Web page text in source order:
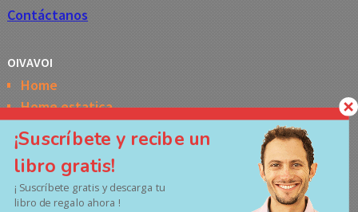
Contáctanos
OIVAVOI
Home
Home estatica
Horóscopo semanal de la Kabbalah
Memes
No Access
Políticas de privacidad
¡Suscríbete y recibe un
libro gratis!
¡ Suscríbete gratis y descarga tu
libro de regalo ahora !